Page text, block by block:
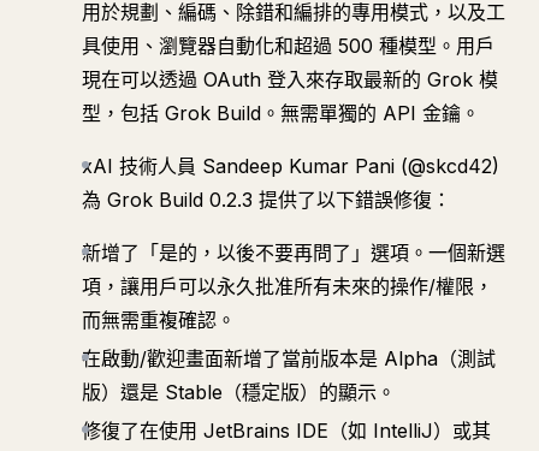
用於規劃、編碼、除錯和編排的專用模式，以及工
具使用、瀏覽器自動化和超過 500 種模型。用戶
現在可以透過 OAuth 登入來存取最新的 Grok 模
型，包括 Grok Build。無需單獨的 API 金鑰。
xAI 技術人員 Sandeep Kumar Pani (@skcd42)
為 Grok Build 0.2.3 提供了以下錯誤修復：
新增了「是的，以後不要再問了」選項。一個新選
項，讓用戶可以永久批准所有未來的操作/權限，
而無需重複確認。
在啟動/歡迎畫面新增了當前版本是 Alpha（測試
版）還是 Stable（穩定版）的顯示。
修復了在使用 JetBrains IDE（如 IntelliJ）或其